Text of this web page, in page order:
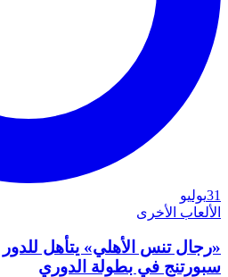
31يوليو
الألعاب الأخرى
«رجال تنس الأهلي» يتأهل للدور
سبورتنج في بطولة الدوري